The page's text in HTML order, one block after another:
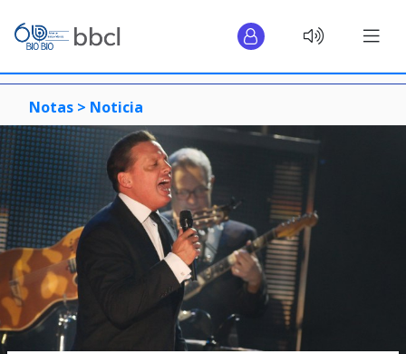
Notas > Noticia